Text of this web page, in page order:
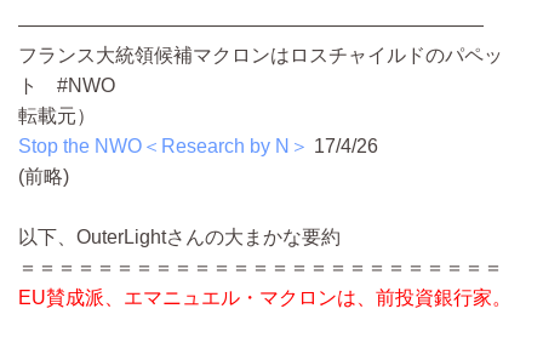
————————————————————————
フランス大統領候補マクロンはロスチャイルドのパペッ
ト #NWO
転載元）
Stop the NWO＜Research by N＞ 17/4/26
(前略)
以下、OuterLightさんの大まかな要約
＝＝＝＝＝＝＝＝＝＝＝＝＝＝＝＝＝＝＝＝＝＝＝＝＝
EU賛成派、エマニュエル・マクロンは、前投資銀行家。